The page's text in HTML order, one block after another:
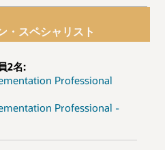
・スペシャリスト
2名:
Professional
Professional -